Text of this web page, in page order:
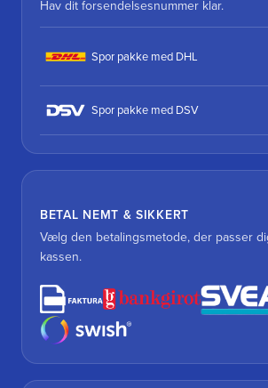
Hav dit forsendelsesnummer klar.
Spor pakke med DHL
Spor pakke med DSV
BETAL NEMT & SIKKERT
Vælg den betalingsmetode, der passer
kassen.